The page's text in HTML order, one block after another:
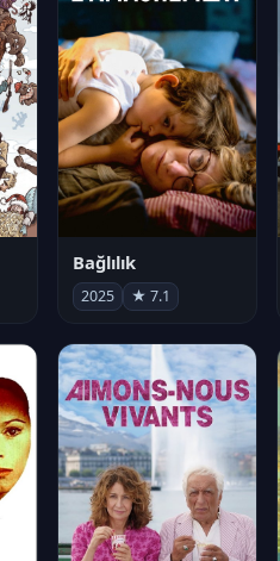
Bağlılık
2025 ★ 7.1